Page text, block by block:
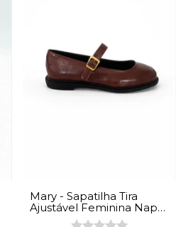
Mary - Sapatilha Tira
Ajustável Feminina Napa